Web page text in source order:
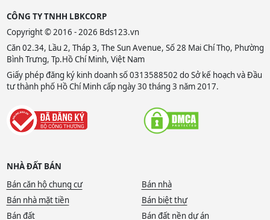
CÔNG TY TNHH LBKCORP
Copyright © 2016 - 2026 Bds123.vn
Căn 02.34, Lầu 2, Tháp 3, The Sun Avenue, Số 28 Mai Chí Thọ, Phường
Bình Trưng, Tp.Hồ Chí Minh, Việt Nam
Giấy phép đăng ký kinh doanh số 0313588502 do Sở kế hoạch và Đầu
tư thành phố Hồ Chí Minh cấp ngày 30 tháng 3 năm 2017.
NHÀ ĐẤT BÁN
Bán căn hộ chung cư
Bán nhà
Bán nhà mặt tiền
Bán biệt thự
Bán đất
Bán đất nền dự án